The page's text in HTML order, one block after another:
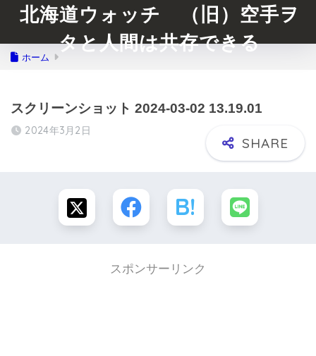
北海道ウォッチ （旧）空手ヲ
タと人間は共存できる
ホーム
スクリーンショット 2024-03-02 13.19.01
2024年3月2日
スポンサーリンク